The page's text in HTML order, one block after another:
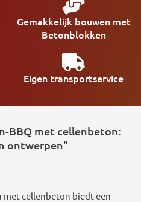
Gemakkelijk bouwen met
Betonblokken
Eigen transportservice
BBQ met cellenbeton:
ontwerpen"
met cellenbeton biedt een